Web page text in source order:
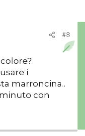
#8
i
marroncina..
con